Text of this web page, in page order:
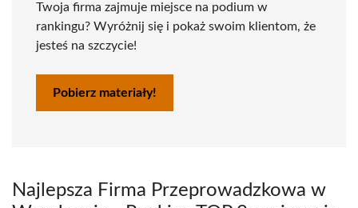
Twoja firma zajmuje miejsce na podium w
rankingu? Wyróżnij się i pokaż swoim klientom, że
jesteś na szczycie!
Pobierz materiały!
Najlepsza Firma Przeprowadzkowa w